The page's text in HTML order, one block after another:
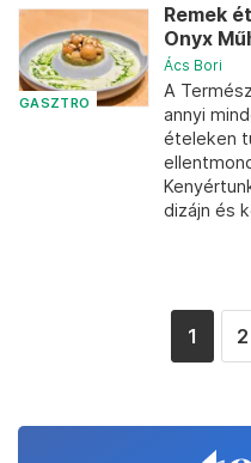
GASZTRO
Remek
Onyx
Ács Bori
A
annyi
ételeken
dizájn és
1 2